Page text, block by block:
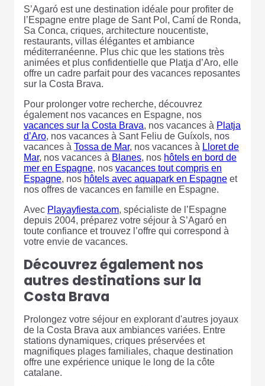
S’Agaró est une destination idéale pour profiter de
l’Espagne entre plage de Sant Pol, Camí de Ronda,
Sa Conca, criques, architecture noucentiste,
restaurants, villas élégantes et ambiance
méditerranéenne. Plus chic que les stations très
animées et plus confidentielle que Platja d’Aro, elle
offre un cadre parfait pour des vacances reposantes
sur la Costa Brava.
Pour prolonger votre recherche, découvrez
également nos vacances en Espagne, nos
vacances sur la Costa Brava, nos vacances à Platja
d’Aro, nos vacances à Sant Feliu de Guíxols, nos
vacances à Tossa de Mar, nos vacances à Lloret de
Mar, nos vacances à Blanes, nos hôtels en bord de
mer en Espagne, nos vacances tout compris en
Espagne, nos hôtels avec aquapark en Espagne et
nos offres de vacances en famille en Espagne.
Avec Playayfiesta.com, spécialiste de l’Espagne
depuis 2004, préparez votre séjour à S’Agaró en
toute confiance et trouvez l’offre qui correspond à
votre envie de vacances.
Découvrez également nos
autres destinations sur la
Costa Brava
Prolongez votre séjour en explorant d'autres joyaux
de la Costa Brava aux ambiances variées. Entre
stations dynamiques, criques préservées et
magnifiques plages familiales, chaque destination
offre une expérience unique le long de la côte
catalane.